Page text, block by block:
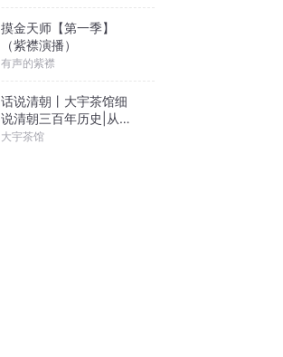
摸金天师【第一季】
（紫襟演播）
有声的紫襟
话说清朝丨大宇茶馆细
说清朝三百年历史|从努
尔哈赤到末代皇帝溥仪|
大宇茶馆